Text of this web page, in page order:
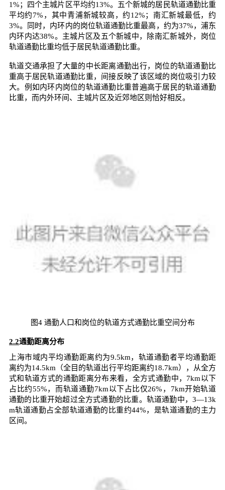
1%；四个主城片区平均约13%。五个新城的居民轨道通勤比重
平均约7%，其中青浦新城较高，约12%；南汇新城最低，约
3%。同时，内环内的岗位轨道通勤比重最高，约为37%，浦东
内环内达38%。主城片区及五个新城中，除南汇新城外，岗位
轨道通勤比重均低于居民轨道通勤比重。
轨道交通承担了大量的中长距离通勤出行，岗位的轨道通勤比
重高于居民轨道通勤比重，间接反映了该区域的岗位吸引力较
大。例如内环内岗位的轨道通勤比重普遍高于居民的轨道通勤
比重，而内外环间、主城片区及近郊地区则恰好相反。
图4 通勤人口和岗位的轨道方式通勤比重空间分布
2.2通勤距离分布
上海市域内平均通勤距离约为9.5km，轨道通勤者平均通勤距
离约为14.5km（全目的轨道出行平均距离约18.7km），从全方
式和轨道方式的通勤距离分布来看，全方式通勤中，7km以下
占比约55%，而轨道通勤7km以下占比仅26%，7km开始轨道
通勤的比重开始超过全方式通勤的比重。轨道通勤中，3—13k
m轨道通勤占全部轨道通勤的比重约44%，是轨道通勤的主力
区间。